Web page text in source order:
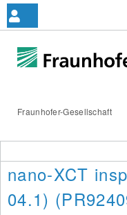
Fraunhofer-Gesellschaft
nano-XCT
04.1)